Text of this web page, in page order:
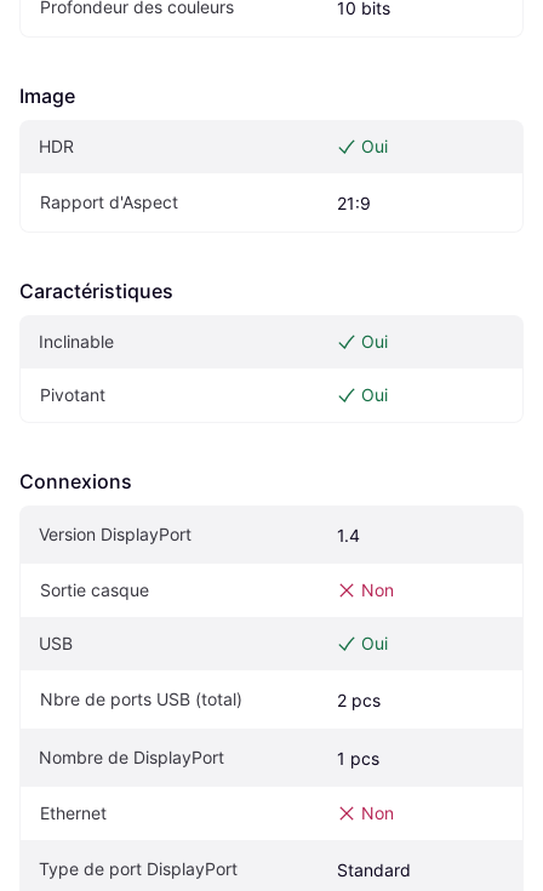
Profondeur des couleurs 10 bits
Image
HDR Oui
Rapport d'Aspect 21:9
Caractéristiques
Inclinable Oui
Pivotant Oui
Connexions
Version DisplayPort 1.4
Sortie casque Non
USB Oui
Nbre de ports USB (total) 2 pcs
Nombre de DisplayPort 1 pcs
Ethernet Non
Type de port DisplayPort Standard